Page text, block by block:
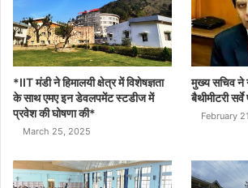
*IIT मंडी ने हिमालयी क्षेत्र में विशेषज्ञता
के साथ एमए इन डेवलपमेंट स्टडीज में
प्रवेश की घोषणा की*
March 25, 2025
मुख्य सचिव ने
बैथीमीटरी
February